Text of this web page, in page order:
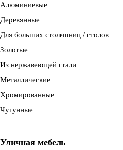
Алюминиевые
Деревянные
Для больших столешниц / столов
Золотые
Из нержавеющей стали
Металлические
Хромированные
Чугунные
Уличная мебель